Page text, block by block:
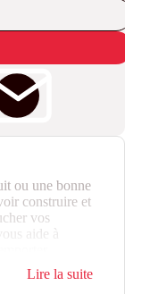
ou une bonne
construire et
vos
aide à
Lire la suite